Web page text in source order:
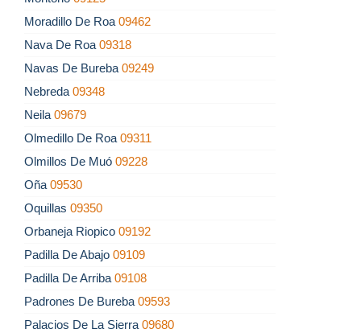
Moradillo De Roa 09462
Nava De Roa 09318
Navas De Bureba 09249
Nebreda 09348
Neila 09679
Olmedillo De Roa 09311
Olmillos De Muó 09228
Oña 09530
Oquillas 09350
Orbaneja Riopico 09192
Padilla De Abajo 09109
Padilla De Arriba 09108
Padrones De Bureba 09593
Palacios De La Sierra 09680